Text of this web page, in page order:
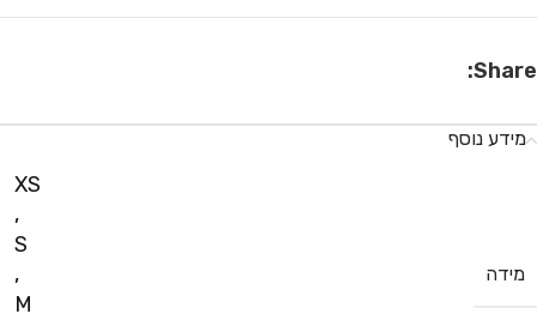
Share:
מידע נוסף
מידה
XS
,
S
,
M